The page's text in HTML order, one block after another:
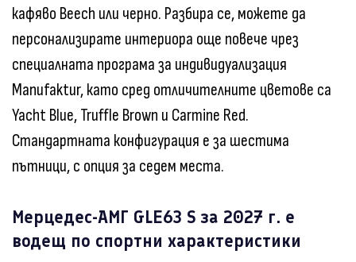
кафяво Beech или черно. Разбира се, можете да
персонализирате интериора още повече чрез
специалната програма за индивидуализация
Manufaktur, като сред отличителните цветове са
Yacht Blue, Truffle Brown и Carmine Red.
Стандартната конфигурация е за шестима
пътници, с опция за седем места.
Мерцедес-АМГ GLE63 S за 2027 г. е
водещ по спортни характеристики